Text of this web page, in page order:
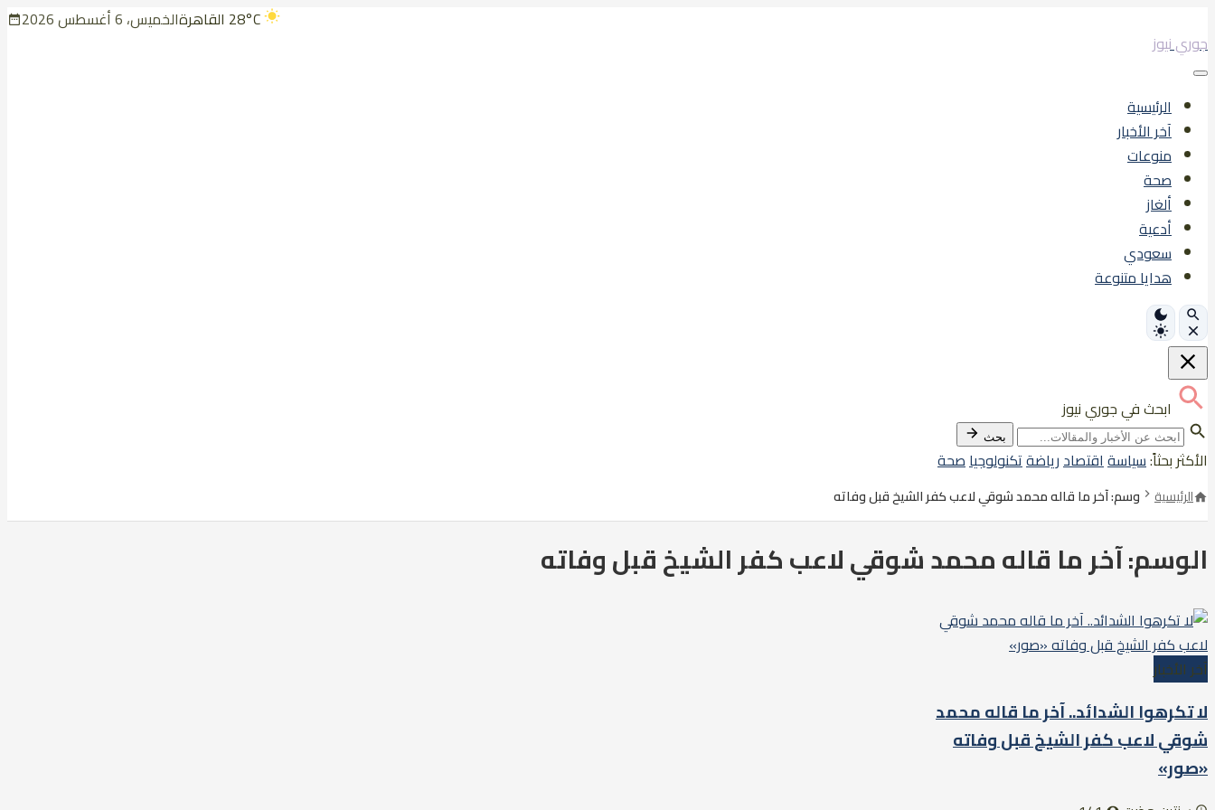
إلى
المحتوى
الخميس، 6 أغسطس 2026 28°C القاهرة
جوري نيوز
الرئيسية
آخر الأخبار
منوعات
صحة
ألغاز
أدعية
سعودي
هدايا متنوعة
ابحث في جوري نيوز
بحث
الأكثر بحثاً:سياسةاقتصادرياضةتكنولوجياصحة
الرئيسية وسم: آخر ما قاله محمد شوقي لاعب كفر الشيخ قبل وفاته
الوسم: آخر ما قاله محمد شوقي لاعب كفر الشيخ قبل وفاته
آخر الأخبار
لا تكرهوا الشدائد.. آخر ما قاله محمد
شوقي لاعب كفر الشيخ قبل وفاته
«صور»